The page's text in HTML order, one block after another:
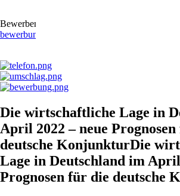
Bewerben Sie sich online oder per E-Mail
bewerbung@stb-becker-zeiler.de
Die wirtschaftliche Lage in
April 2022 – neue
deutsche KonjunkturDie
Lage in Deutschland im April
Prognosen für die deutsche